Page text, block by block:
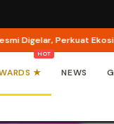
Perkuat
★ NEWS